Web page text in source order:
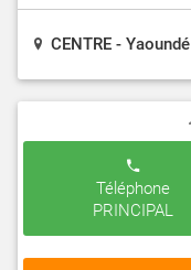
CENTRE - Yaoundé
Téléphone
PRINCIPAL